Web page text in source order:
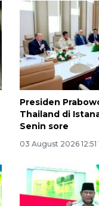
Presiden
Thailand di
Senin sore
03 August 2026 12:51